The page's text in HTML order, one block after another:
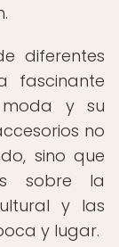
diferentes
fascinante
y su
no
sino que
sobre la
y las
y lugar.